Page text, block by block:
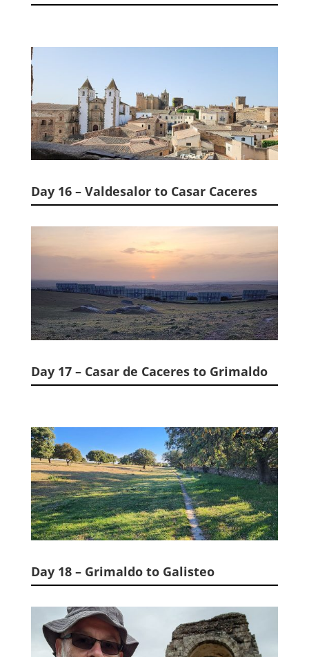
Day 16 – Valdesalor to Casar Caceres
Day 17 – Casar de Caceres to Grimaldo
Day 18 – Grimaldo to Galisteo